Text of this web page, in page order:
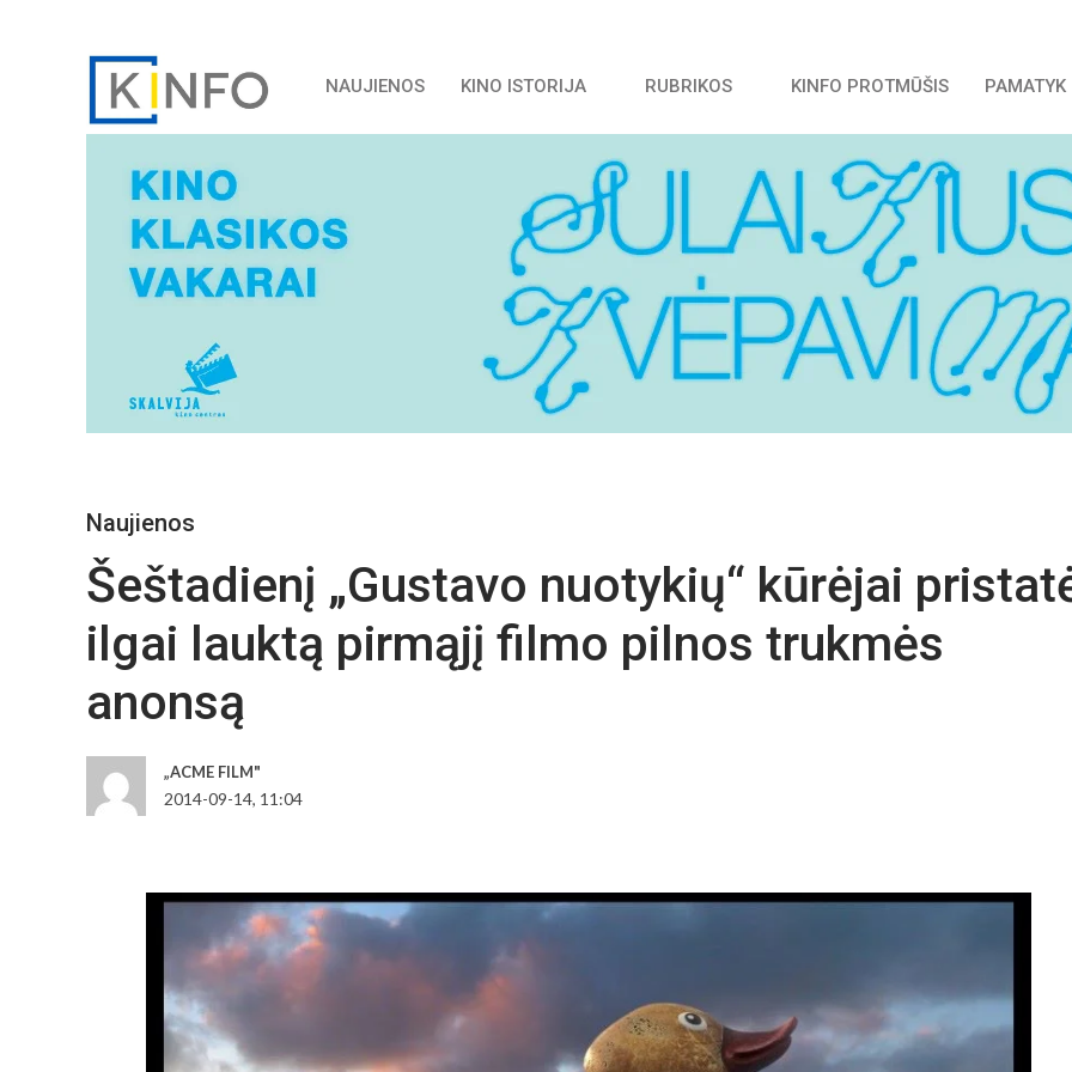
NAUJIENOS KINO ISTORIJA RUBRIKOS KINFO PROTMŪŠIS PAMATYK
Naujienos
Šeštadienį „Gustavo nuotykių“ kūrėjai
ilgai lauktą pirmąjį filmo pilnos trukmės
anonsą
„ACME FILM"
2014-09-14, 11:04